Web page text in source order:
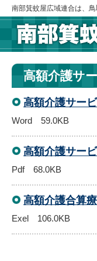
南部箕蚊屋広域連合は、
高額介護サ
高額介護サー
Word 59.0KB
高額介護サー
Pdf 68.0KB
高額介護合算
Exel 106.0KB